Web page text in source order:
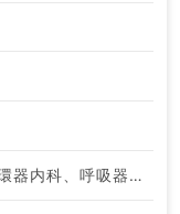
精神科、一般内科、循環器内科、呼吸器内科、消化器内科、内分泌・代謝内科、腎臓内科、科目不問